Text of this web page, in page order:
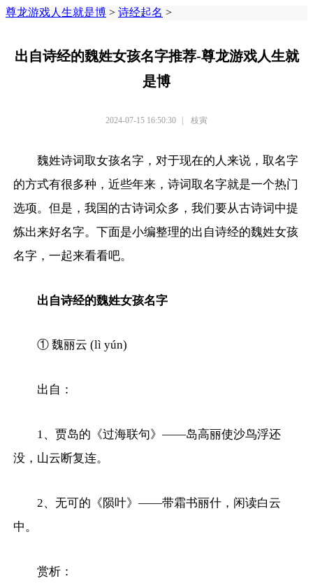
尊龙游戏人生就是博 > 诗经起名 >
出自诗经的魏姓女孩名字推荐-尊龙游戏人生就
是博
2024-07-15 16:50:30 | 枝寅
魏姓诗词取女孩名字，对于现在的人来说，取名字
的方式有很多种，近些年来，诗词取名字就是一个热门
选项。但是，我国的古诗词众多，我们要从古诗词中提
炼出来好名字。下面是小编整理的出自诗经的魏姓女孩
名字，一起来看看吧。
出自诗经的魏姓女孩名字
① 魏丽云 (lì yún)
出自：
1、贾岛的《过海联句》——岛高丽使沙鸟浮还
没，山云断复连。
2、无可的《陨叶》——带霜书丽什，闲读白云
中。
赏析：